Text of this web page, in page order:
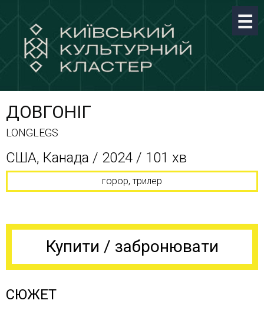
ДОВГОНІГ
LONGLEGS
США, Канада / 2024 / 101 хв
горор, трилер
Купити / забронювати
СЮЖЕТ